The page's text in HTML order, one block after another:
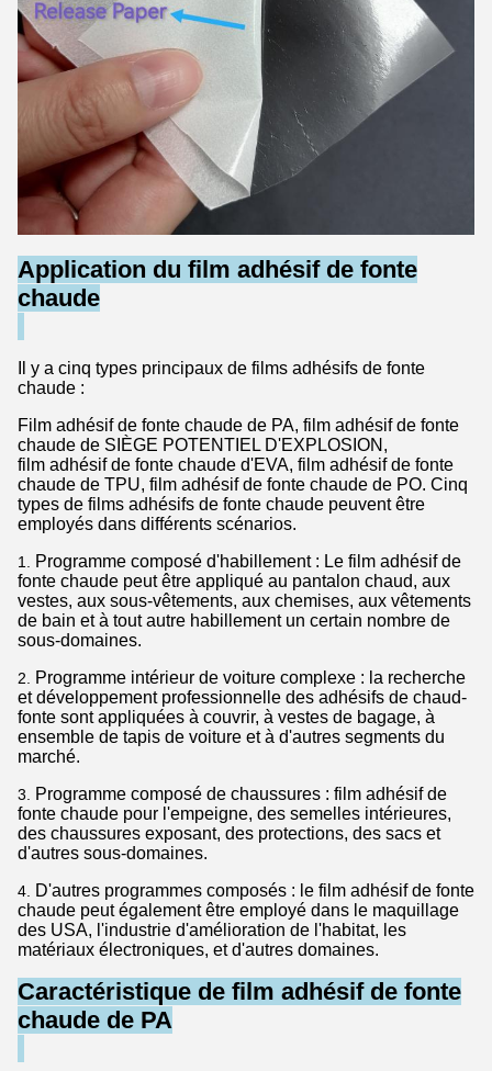
Application du film adhésif de fonte
chaude
Il y a cinq types principaux de films adhésifs de fonte
chaude :
Film adhésif de fonte chaude de PA, film adhésif de fonte
chaude de SIÈGE POTENTIEL D'EXPLOSION,
film adhésif de fonte chaude d'EVA, film adhésif de fonte
chaude de TPU, film adhésif de fonte chaude de PO. Cinq
types de films adhésifs de fonte chaude peuvent être
employés dans différents scénarios.
1.
Programme composé d'habillement : Le film adhésif de
fonte chaude peut être appliqué au pantalon chaud, aux
vestes, aux sous-vêtements, aux chemises, aux vêtements
de bain et à tout autre habillement un certain nombre de
sous-domaines.
2.
Programme intérieur de voiture complexe : la recherche
et développement professionnelle des adhésifs de chaud-
fonte sont appliquées à couvrir, à vestes de bagage, à
ensemble de tapis de voiture et à d'autres segments du
marché.
3.
Programme composé de chaussures : film adhésif de
fonte chaude pour l'empeigne, des semelles intérieures,
des chaussures exposant, des protections, des sacs et
d'autres sous-domaines.
4.
D'autres programmes composés : le film adhésif de fonte
chaude peut également être employé dans le maquillage
des USA, l'industrie d'amélioration de l'habitat, les
matériaux électroniques, et d'autres domaines.
Caractéristique de film adhésif de fonte
chaude de PA